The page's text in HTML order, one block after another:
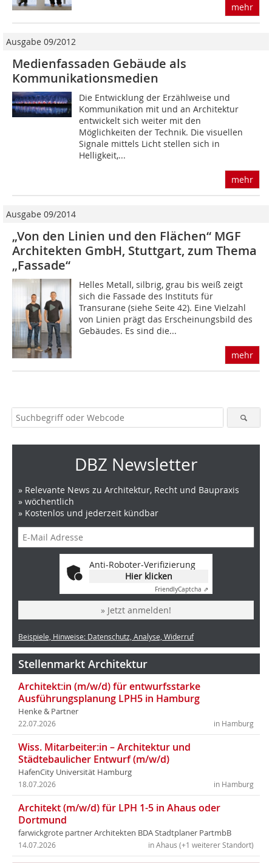
mehr
Ausgabe 09/2012
Medienfassaden Gebäude als
Kommunikationsmedien
Die Entwicklung der Erzählweise und
Kommunikation mit und an Architektur
entwickelt sich weiter mit den
Möglichkeiten der Technik. Die visuellen
Signale mittels Licht stellen sich in
Helligkeit,...
mehr
Ausgabe 09/2014
„Von den Linien und den Flächen“ MGF
Architekten GmbH, Stuttgart, zum Thema
„Fassade“
Helles Metall, silbrig, grau bis weiß zeigt
sich die Fassade des Instituts für
Transurane (sie­he Seite 42). Eine Vielzahl
von Linien prägt das Erscheinungsbild des
Gebäudes. Es sind die...
mehr
DBZ Newsletter
» Relevante News zu Architektur, Recht und Baupraxis
» wöchentlich
» Kostenlos und jederzeit kündbar
Anti-Roboter-Verifizierung
Hier klicken
FriendlyCaptcha ⇗
» Jetzt anmelden!
Beispiele, Hinweise: Datenschutz, Analyse, Widerruf
Stellenmarkt Architektur
Architekt:in (m/w/d) für entwurfsstarke
Ausführungsplanung LPH5 in Hamburg
Henke & Partner
in Hamburg
22.07.2026
Wiss. Mitarbeiter:in – Architektur und
Städtebaulicher Entwurf (m/w/d)
HafenCity Universität Hamburg
in Hamburg
18.07.2026
Architekt (m/w/d) für LPH 1-5 in Ahaus oder
Dortmund
farwickgrote partner Architekten BDA Stadtplaner PartmbB
in Ahaus (+1 weiterer Standort)
14.07.2026